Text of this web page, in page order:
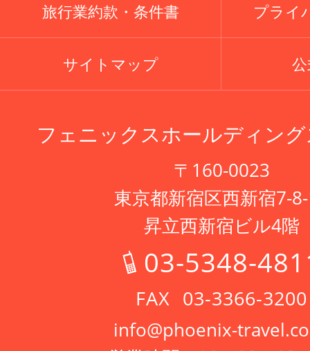
旅行業約款・条件書 プライ
サイトマップ
フェニックスホールディン
〒160-0023
東京都新宿区西新宿7-
昇立西新宿ビル4階
03-5348-
03-3366-3200
info@phoenix-